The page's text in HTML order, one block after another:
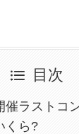
目次
催ラストコ
くら?